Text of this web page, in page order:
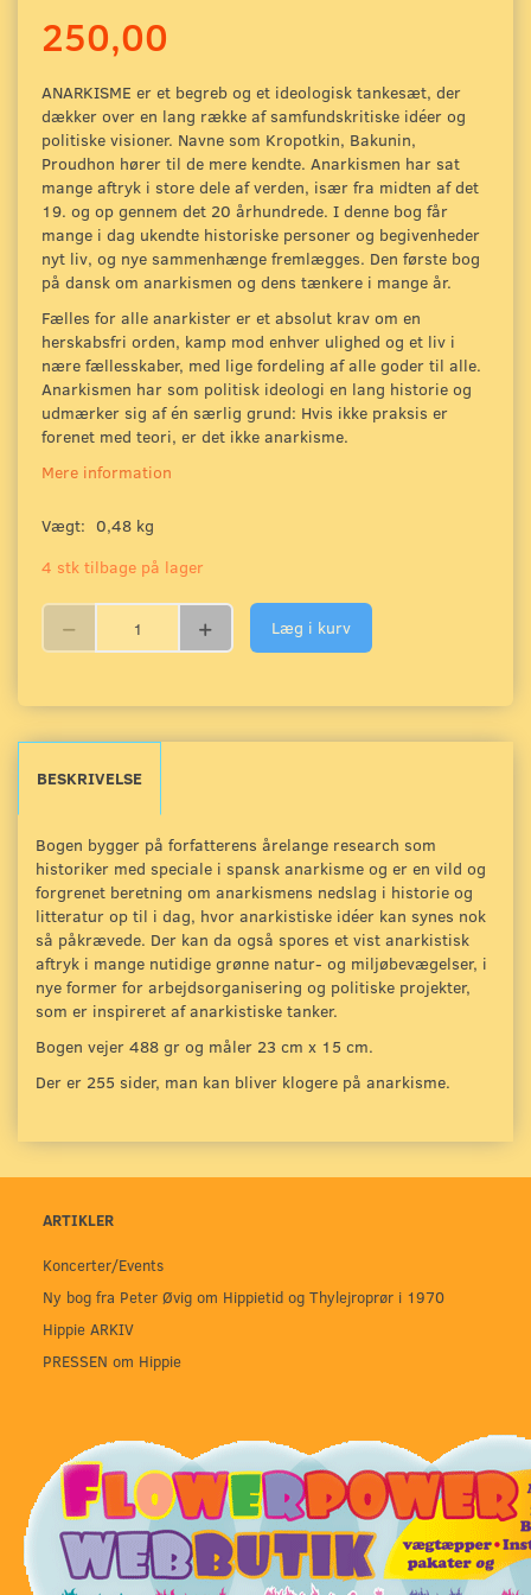
250,00
ANARKISME er et begreb og et ideologisk tankesæt, der
dækker over en lang række af samfundskritiske idéer og
politiske visioner. Navne som Kropotkin, Bakunin,
Proudhon hører til de mere kendte. Anarkismen har sat
mange aftryk i store dele af verden, især fra midten af det
19. og op gennem det 20 århundrede. I denne bog får
mange i dag ukendte historiske personer og begivenheder
nyt liv, og nye sammenhænge fremlægges. Den første bog
på dansk om anarkismen og dens tænkere i mange år.
Fælles for alle anarkister er et absolut krav om en
herskabsfri orden, kamp mod enhver ulighed og et liv i
nære fællesskaber, med lige fordeling af alle goder til alle.
Anarkismen har som politisk ideologi en lang historie og
udmærker sig af én særlig grund: Hvis ikke praksis er
forenet med teori, er det ikke anarkisme.
Mere information
Vægt: 0,48 kg
4 stk tilbage på lager
Læg i kurv
BESKRIVELSE
Bogen bygger på forfatterens årelange research som
historiker med speciale i spansk anarkisme og er en vild og
forgrenet beretning om anarkismens nedslag i historie og
litteratur op til i dag, hvor anarkistiske idéer kan synes nok
så påkrævede. Der kan da også spores et vist anarkistisk
aftryk i mange nutidige grønne natur- og miljøbevægelser, i
nye former for arbejdsorganisering og politiske projekter,
som er inspireret af anarkistiske tanker.
Bogen vejer 488 gr og måler 23 cm x 15 cm.
Der er 255 sider, man kan bliver klogere på anarkisme.
ARTIKLER
Koncerter/Events
Ny bog fra Peter Øvig om Hippietid og Thylejroprør i 1970
Hippie ARKIV
PRESSEN om Hippie